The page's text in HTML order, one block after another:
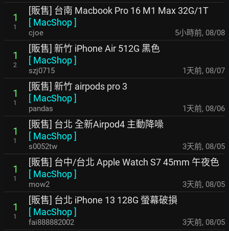
1
1
[販售] 台南 Macbook Pro 16 M1 Max 32G/1T
[ MacShop]
cjoe 5小時前, 08/08
1
2
[販售] 新竹 iPhone Air 512G 黑色
[ MacShop]
szj0715 1天前, 08/07
1
1
[販售] 新竹 airpods pro 3
[ MacShop]
pandas 1天前, 08/06
1
1
[販售] 台北 全新Airpod4 主動降噪
[ MacShop]
s0052tw 3天前, 08/05
1
1
[販售] 台中/台北 Apple Watch S7 45mm 午夜色
[ MacShop]
mow2 3天前, 08/05
1
1
[販售] 台北 iPhone 13 128G 螢幕破損
[ MacShop]
fai888882002 3天前, 08/05